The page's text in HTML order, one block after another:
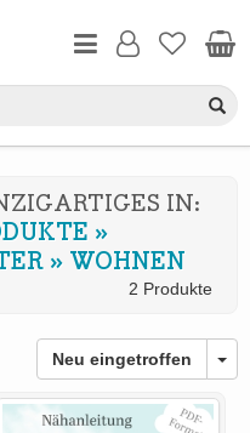
IN:
»
» WOHNEN
2 Produkte
Neu eingetroffen